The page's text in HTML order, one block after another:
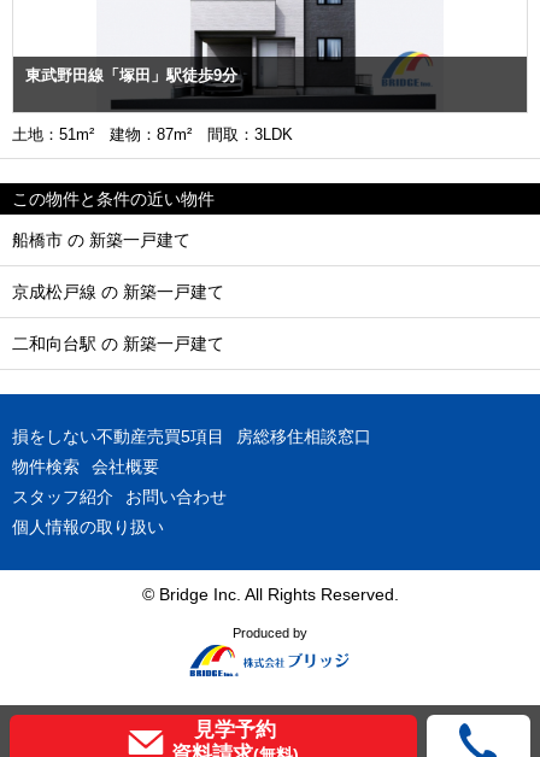
東武野田線「塚田」駅徒歩9分
土地：51m² 建物：87m² 間取：3LDK
この物件と条件の近い物件
船橋市 の 新築一戸建て
京成松戸線 の 新築一戸建て
二和向台駅 の 新築一戸建て
損をしない不動産売買5項目
房総移住相談窓口
物件検索
会社概要
スタッフ紹介
お問い合わせ
個人情報の取り扱い
© Bridge Inc. All Rights Reserved.
Produced by
見学予約